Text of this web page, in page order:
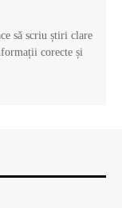
să scriu știri clare
corecte și